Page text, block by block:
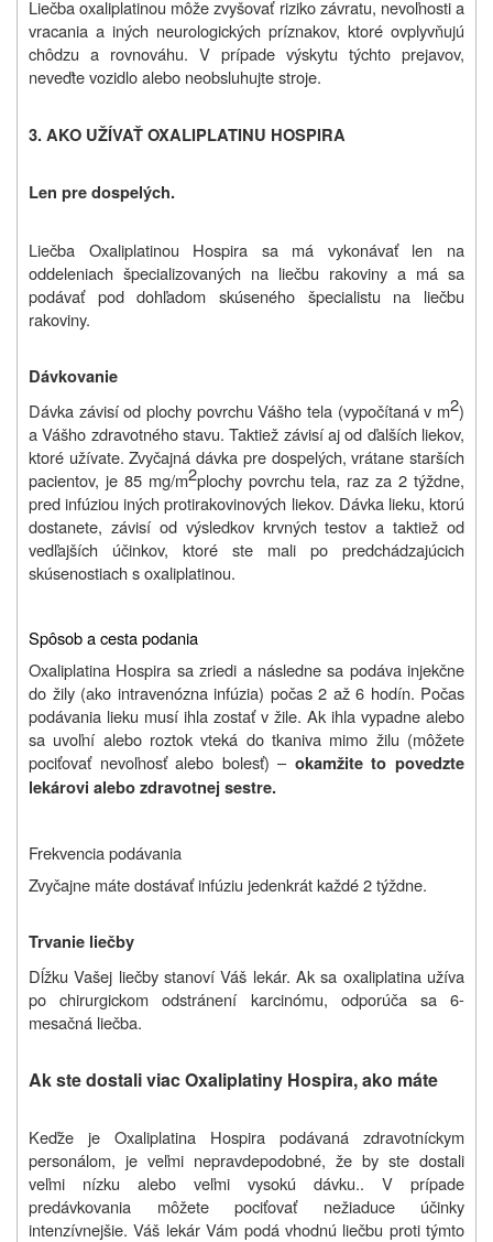
Liečba oxaliplatinou môže zvyšovať riziko závratu, nevoľnosti a
vracania a iných neurologických príznakov, ktoré ovplyvňujú
chôdzu a rovnováhu. V prípade výskytu týchto prejavov,
neveďte vozidlo alebo neobsluhujte stroje.
3. AKO UŽÍVAŤOXALIPLATINU HOSPIRA
Len pre dospelých.
Liečba Oxaliplatinou Hospira sa má vykonávať len na
oddeleniach špecializovaných na liečbu rakoviny a má sa
podávať pod dohľadom skúseného špecialistu na liečbu
rakoviny.
Dávkovanie
Dávka závisí od plochy povrchu Vášho tela (vypočítaná v m2)
a Vášho zdravotného stavu. Taktiež závisí aj od ďalších liekov,
ktoré užívate. Zvyčajná dávka pre dospelých, vrátane starších
pacientov, je 85 mg/m2plochy povrchu tela, raz za 2 týždne,
pred infúziou iných protirakovinových liekov. Dávka lieku, ktorú
dostanete, závisí od výsledkov krvných testov a taktiež od
vedľajších účinkov, ktoré ste mali po predchádzajúcich
skúsenostiach s oxaliplatinou.
Spôsob a cesta podania
Oxaliplatina Hospira sa zriedi a následne sa podáva injekčne
do žily (ako intravenózna infúzia) počas 2 až 6 hodín. Počas
podávania lieku musí ihla zostať v žile. Ak ihla vypadne alebo
sa uvoľní alebo roztok vteká do tkaniva mimo žilu (môžete
pociťovať nevoľnosť alebo bolesť) – okamžite to povedzte
lekárovi alebo zdravotnej sestre.
Frekvencia podávania
Zvyčajne máte dostávať infúziu jedenkrát každé 2 týždne.
Trvanie liečby
Dĺžku Vašej liečby stanoví Váš lekár. Ak sa oxaliplatina užíva
po chirurgickom odstránení karcinómu, odporúča sa 6-
mesačná liečba.
Ak ste dostali viac Oxaliplatiny Hospira, ako máte
Keďže je Oxaliplatina Hospira podávaná zdravotníckym
personálom, je veľmi nepravdepodobné, že by ste dostali
veľmi nízku alebo veľmi vysokú dávku.. V prípade
predávkovania môžete pociťovať nežiaduce účinky
intenzívnejšie. Váš lekár Vám podá vhodnú liečbu proti týmto